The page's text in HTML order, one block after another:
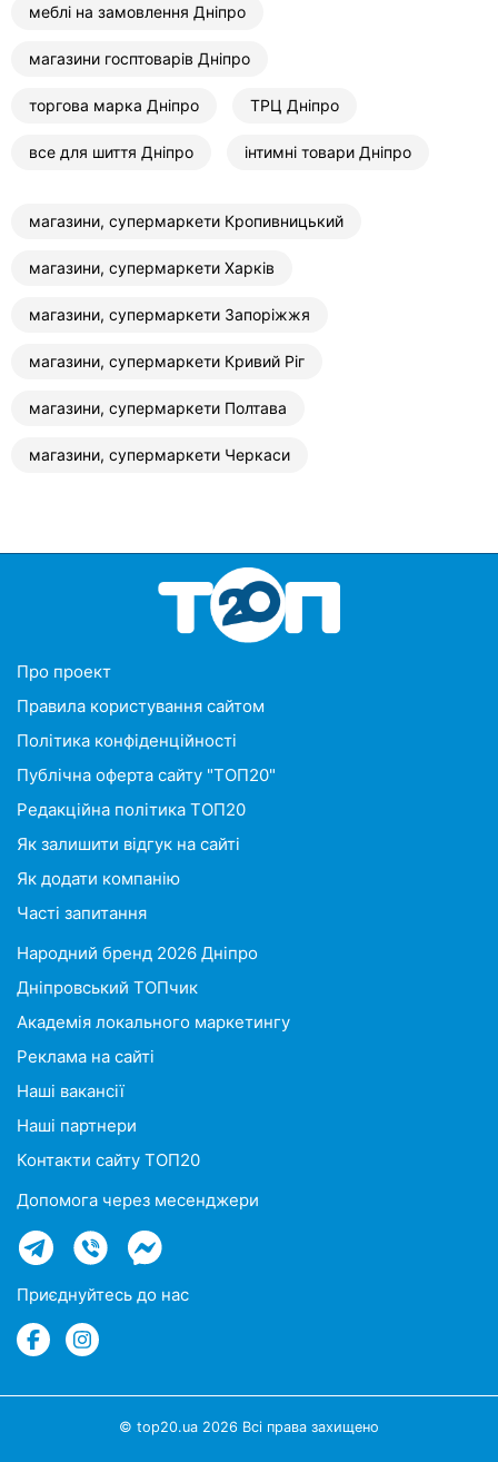
меблі на замовлення Дніпро
магазини госптоварів Дніпро
торгова марка Дніпро ТРЦ Дніпро
все для шиття Дніпро інтимні товари Дніпро
магазини, супермаркети Кропивницький
магазини, супермаркети Харків
магазини, супермаркети Запоріжжя
магазини, супермаркети Кривий Ріг
магазини, супермаркети Полтава
магазини, супермаркети Черкаси
Про проект
Правила користування сайтом
Політика конфіденційності
Публічна оферта сайту "ТОП20"
Редакційна політика ТОП20
Як залишити відгук на сайті
Як додати компанію
Часті запитання
Народний бренд 2026 Дніпро
Дніпровський ТОПчик
Академія локального маркетингу
Реклама на сайті
Наші вакансії
Наші партнери
Контакти сайту ТОП20
Допомога через месенджери
Приєднуйтесь до нас
© top20.ua 2026 Всі права захищено